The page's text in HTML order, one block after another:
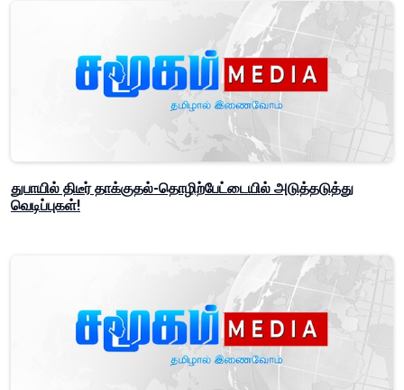
துபாயில் திடீர் தாக்குதல்-தொழிற்பேட்டையில் அடுத்தடுத்து
வெடிப்புகள்!